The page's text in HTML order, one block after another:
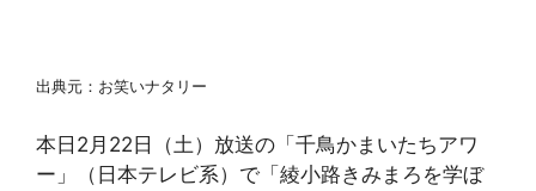
出典元：お笑いナタリー
本日2月22日（土）放送の「千鳥かまいたちアワ
ー」（日本テレビ系）で「綾小路きみまろを学ぼ